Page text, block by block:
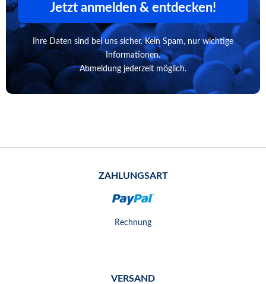
Jetzt anmelden & entdecken!
Ihre Daten sind bei uns sicher. Kein Spam, nur wichtige
Informationen.
Abmeldung jederzeit möglich.
ZAHLUNGSART
Rechnung
VERSAND